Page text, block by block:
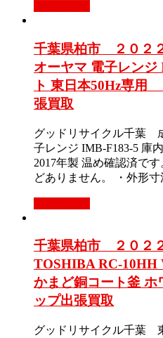
千葉県柏市 ２０２
オーヤマ 電子レンジ
ト 東日本50Hz専用
張買取
グッドリサイクル千葉
子レンジ IMB-F183-5 庫
2017年製 温め確認済で
どありません。 ・外形
千葉県柏市 ２０２
TOSHIBA RC-10HH
かまど銅コート釜
ップ出張買取
グッドリサイクル千葉